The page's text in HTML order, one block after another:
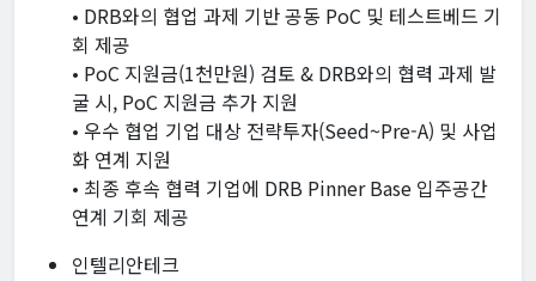
• DRB와의 협업 과제 기반 공동 PoC 및 테스트베드 기
회 제공
• PoC 지원금(1천만원) 검토 & DRB와의 협력 과제 발
굴 시, PoC 지원금 추가 지원
• 우수 협업 기업 대상 전략투자(Seed~Pre-A) 및 사업
화 연계 지원
• 최종 후속 협력 기업에 DRB Pinner Base 입주공간
연계 기회 제공
인텔리안테크